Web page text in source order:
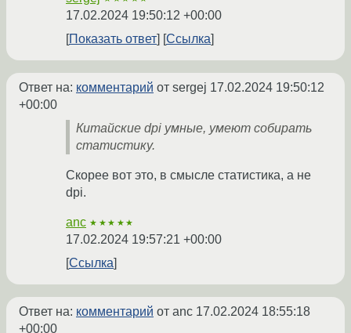
17.02.2024 19:50:12 +00:00
Показать ответ
Ссылка
Ответ на: комментарий от sergej 17.02.2024 19:50:12
+00:00
Китайские dpi умные, умеют собирать
статистику.
Скорее вот это, в смысле статистика, а не
dpi.
anc ★★★★★
17.02.2024 19:57:21 +00:00
Ссылка
Ответ на: комментарий от anc 17.02.2024 18:55:18
+00:00